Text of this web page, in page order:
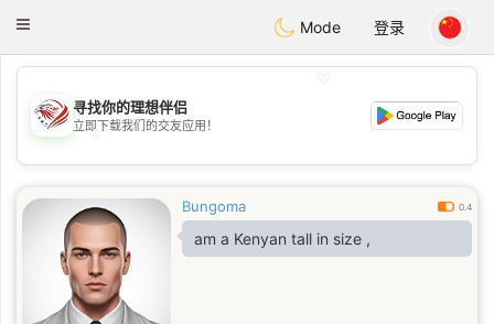
Dating
Toggle
Mode 登录
💖
💕
寻找你的理想伴侣
立即下载我们的交友应用！
Bungoma 0.4
am a Kenyan tall in size ,